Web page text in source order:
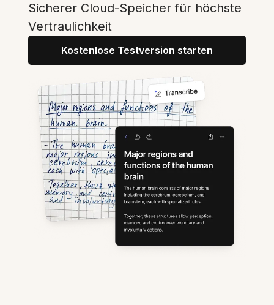
Sicherer Cloud-Speicher für höchste
Vertraulichkeit
Kostenlose Testversion starten